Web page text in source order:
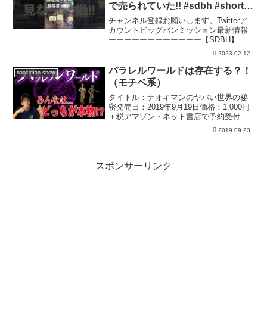
で売られていた!! #sdbh #shorts
【スーパードラゴンボールヒーロ
ーズ 激安カード】
チャンネル登録お願いします。Twitterア
カウントビッグバンミッション最新情報
ーーーーーーーーーーーー【SDBH】閲
覧必須！マジで好評だったので特別に女
の全裸カード大公開します！！【スーパ
ードラゴンボールヒーローズ セクシー
カード】【SD...
2023.02.12
naokiman show
パラレルワールドは存在する？！
（モチベ系）
タイトル：ナオキマンのヤバい世界の秘
密発売日：2019年9月19日価格：1,000円
＋税アマゾン・ネット書店で予約受付
中！！ナオキマンのヤバい世界の秘密-
2019.09.23
スポンサーリンク